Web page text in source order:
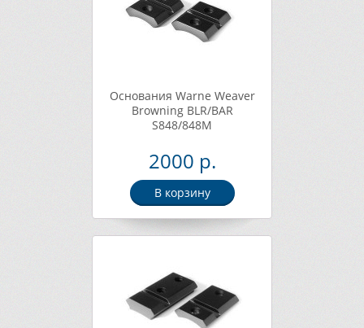
Основания Warne Weaver
Browning BLR/BAR
S848/848M
2000 р.
В корзину